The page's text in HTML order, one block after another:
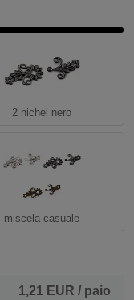
2 nichel nero
miscela casuale
1,21 EUR / paio